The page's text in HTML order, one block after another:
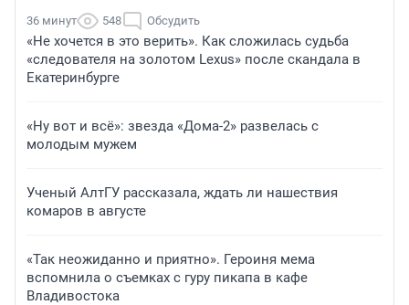
36 минут 548 Обсудить
«Не хочется в это верить». Как сложилась судьба
«следователя на золотом Lexus» после скандала в
Екатеринбурге
«Ну вот и всё»: звезда «Дома-2» развелась с
молодым мужем
Ученый АлтГУ рассказала, ждать ли нашествия
комаров в августе
«Так неожиданно и приятно». Героиня мема
вспомнила о съемках с гуру пикапа в кафе
Владивостока